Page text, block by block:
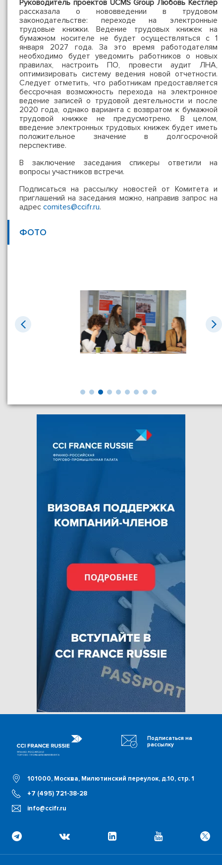
Руководитель проектов UCMS Group Любовь Кестлер
рассказала о нововведении в трудовом
законодательстве: переходе на электронные
трудовые книжки. Ведение трудовых книжек на
бумажном носителе не будет осуществляться с 1
января 2027 года. За это время работодателям
необходимо будет уведомить работников о новых
правилах, настроить ПО, провести аудит ЛНА,
оптимизировать систему ведения новой отчетности.
Следует отметить, что работникам предоставляется
бессрочная возможность перехода на электронное
ведение записей о трудовой деятельности и после
2020 года, однако варианта с возвратом к бумажной
трудовой книжке не предусмотрено. В целом,
введение электронных трудовых книжек будет иметь
положительное значение в долгосрочной
перспективе.
В заключение заседания спикеры ответили на
вопросы участников встречи.
Подписаться на рассылку новостей от Комитета и
приглашений на заседания можно, направив запрос на
адрес comites@ccifr.ru.
ФОТО
101000, Москва, Милютинский переулок, д.10, стр. 1
+7 (495) 721-38-28
info@ccifr.ru
Подписаться на
рассылку